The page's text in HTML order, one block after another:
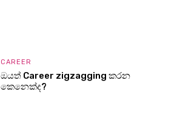
CAREER
ඔයත් Career zigzagging කරන
කෙනෙක්ද?